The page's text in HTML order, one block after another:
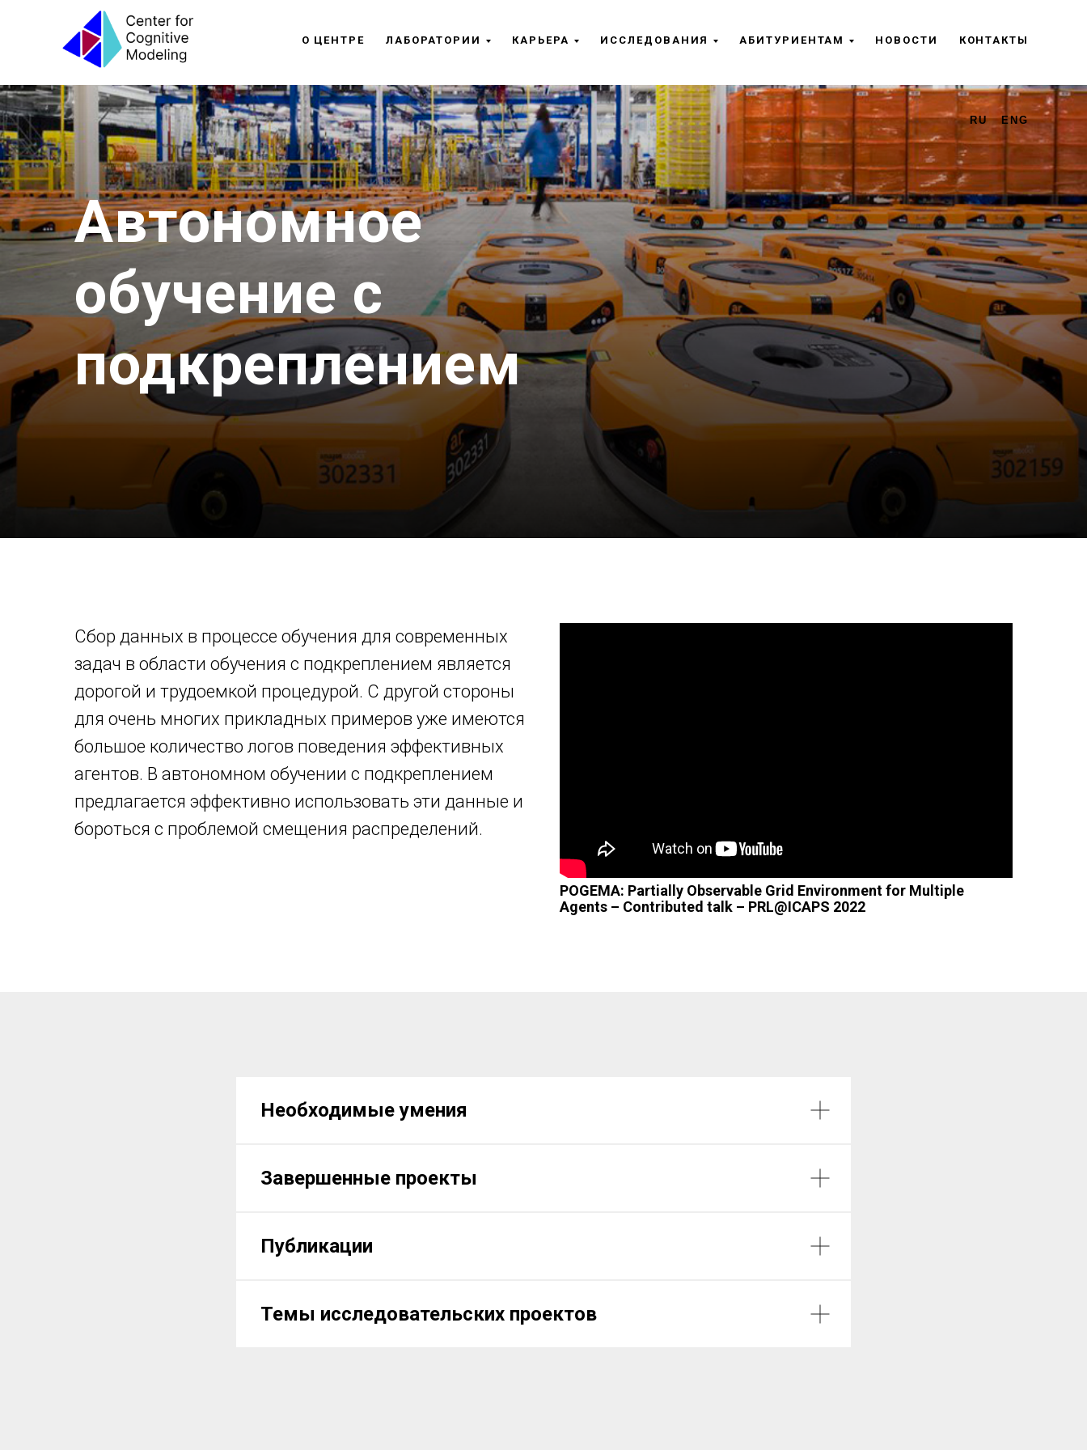
О ЦЕНТРЕ ЛАБОРАТОРИИ КАРЬЕРА ИССЛЕДОВАНИЯ АБИТУРИЕНТАМ НОВОСТИ КОНТАКТЫ
RU ENG
Автономное
обучение с
подкреплением
Сбор данных в процессе обучения для современных
задач в области обучения с подкреплением является
дорогой и трудоемкой процедурой. С другой стороны
для очень многих прикладных примеров уже имеются
большое количество логов поведения эффективных
агентов. В автономном обучении с подкреплением
предлагается эффективно использовать эти данные и
бороться с проблемой смещения распределений.
POGEMA: Partially Observable Grid Environment for Multiple
Agents – Contributed talk – PRL@ICAPS 2022
Необходимые умения
Завершенные проекты
Публикации
Темы исследовательских проектов